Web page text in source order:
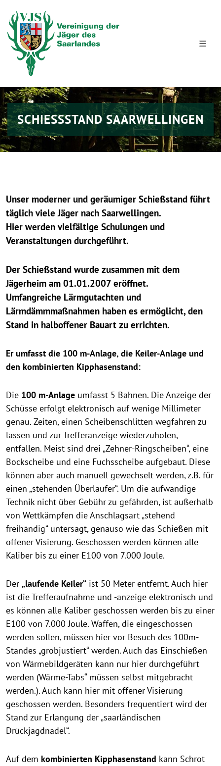
SCHIESSSTAND SAARWELLINGEN
Unser moderner und geräumiger Schießstand führt
täglich viele Jäger nach Saarwellingen.
Hier werden vielfältige Schulungen und
Veranstaltungen durchgeführt.
Der Schießstand wurde zusammen mit dem
Jägerheim am 01.01.2007 eröffnet.
Umfangreiche Lärmgutachten und
Lärmdämmmaßnahmen haben es ermöglicht, den
Stand in halboffener Bauart zu errichten.
Er umfasst die 100 m-Anlage, die Keiler-Anlage und
den kombinierten Kipphasenstand:
Die 100 m-Anlage umfasst 5 Bahnen. Die Anzeige der
Schüsse erfolgt elektronisch auf wenige Millimeter
genau. Zeiten, einen Scheibenschlitten wegfahren zu
lassen und zur Trefferanzeige wiederzuholen,
entfallen. Meist sind drei „Zehner-Ringscheiben“, eine
Bockscheibe und eine Fuchsscheibe aufgebaut. Diese
können aber auch manuell gewechselt werden, z.B. für
einen „stehenden Überläufer“. Um die aufwändige
Technik nicht über Gebühr zu gefährden, ist außerhalb
von Wettkämpfen die Anschlagsart „stehend
freihändig“ untersagt, genauso wie das Schießen mit
offener Visierung. Geschossen werden können alle
Kaliber bis zu einer E100 von 7.000 Joule.
Der „laufende Keiler“ ist 50 Meter entfernt. Auch hier
ist die Trefferaufnahme und -anzeige elektronisch und
es können alle Kaliber geschossen werden bis zu einer
E100 von 7.000 Joule. Waffen, die eingeschossen
werden sollen, müssen hier vor Besuch des 100m-
Standes „grobjustiert“ werden. Auch das Einschießen
von Wärmebildgeräten kann nur hier durchgeführt
werden (Wärme-Tabs“ müssen selbst mitgebracht
werden.). Auch kann hier mit offener Visierung
geschossen werden. Besonders frequentiert wird der
Stand zur Erlangung der „saarländischen
Drückjagdnadel“.
Auf dem kombinierten Kipphasenstand kann Schrot